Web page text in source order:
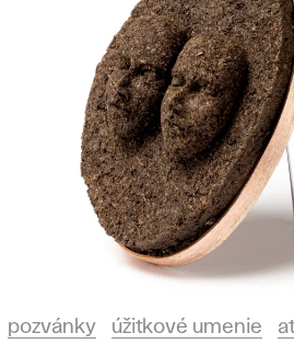
pozvánky úžitkové umenie